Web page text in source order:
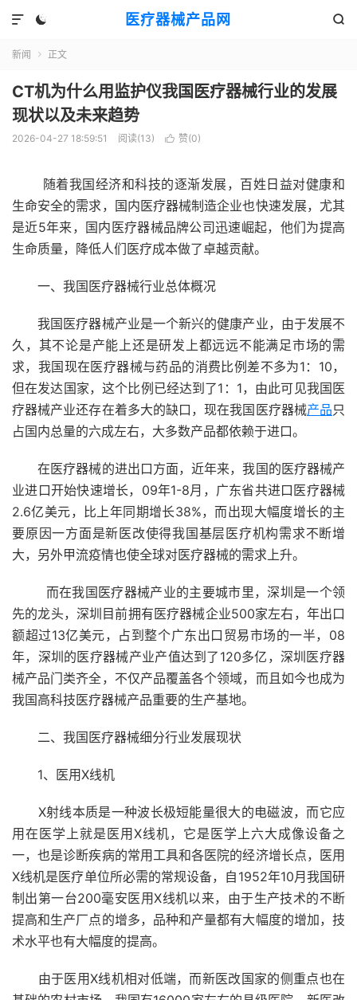
医疗器械产品网
 

新闻  正文
CT机为什么用监护仪我国医疗器械行业的发展
现状以及未来趋势
2026-04-27 18:59:51 阅读(13)  赞(0)
随着我国经济和科技的逐渐发展，百姓日益对健康和
生命安全的需求，国内医疗器械制造企业也快速发展，尤其
是近5年来，国内医疗器械品牌公司迅速崛起，他们为提高
生命质量，降低人们医疗成本做了卓越贡献。
一、我国医疗器械行业总体概况
我国医疗器械产业是一个新兴的健康产业，由于发展不
久，其不论是产能上还是研发上都远远不能满足市场的需
求，我国现在医疗器械与药品的消费比例差不多为1：10，
但在发达国家，这个比例已经达到了1：1，由此可见我国医
疗器械产业还存在着多大的缺口，现在我国医疗器械产品只
占国内总量的六成左右，大多数产品都依赖于进口。
在医疗器械的进出口方面，近年来，我国的医疗器械产
业进口开始快速增长，09年1-8月，广东省共进口医疗器械
2.6亿美元，比上年同期增长38%，而出现大幅度增长的主
要原因一方面是新医改使得我国基层医疗机构需求不断增
大，另外甲流疫情也使全球对医疗器械的需求上升。
而在我国医疗器械产业的主要城市里，深圳是一个领
先的龙头，深圳目前拥有医疗器械企业500家左右，年出口
额超过13亿美元，占到整个广东出口贸易市场的一半，08
年，深圳的医疗器械产业产值达到了120多亿，深圳医疗器
械产品门类齐全，不仅产品覆盖各个领域，而且如今也成为
我国高科技医疗器械产品重要的生产基地。
二、我国医疗器械细分行业发展现状
1、医用X线机
X射线本质是一种波长极短能量很大的电磁波，而它应
用在医学上就是医用X线机，它是医学上六大成像设备之
一，也是诊断疾病的常用工具和各医院的经济增长点，医用
X线机是医疗单位所必需的常规设备，自1952年10月我国研
制出第一台200毫安医用X线机以来，由于生产技术的不断
提高和生产厂点的增多，品种和产量都有大幅度的增加，技
术水平也有大幅度的提高。
由于医用X线机相对低端，而新医改国家的侧重点也在